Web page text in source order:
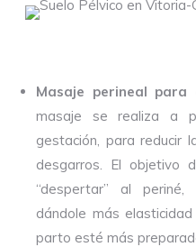
Masaje perineal para
masaje se realiza a
gestación, para reducir
desgarros. El objetivo
“despertar” al periné,
dándole más
parto esté más